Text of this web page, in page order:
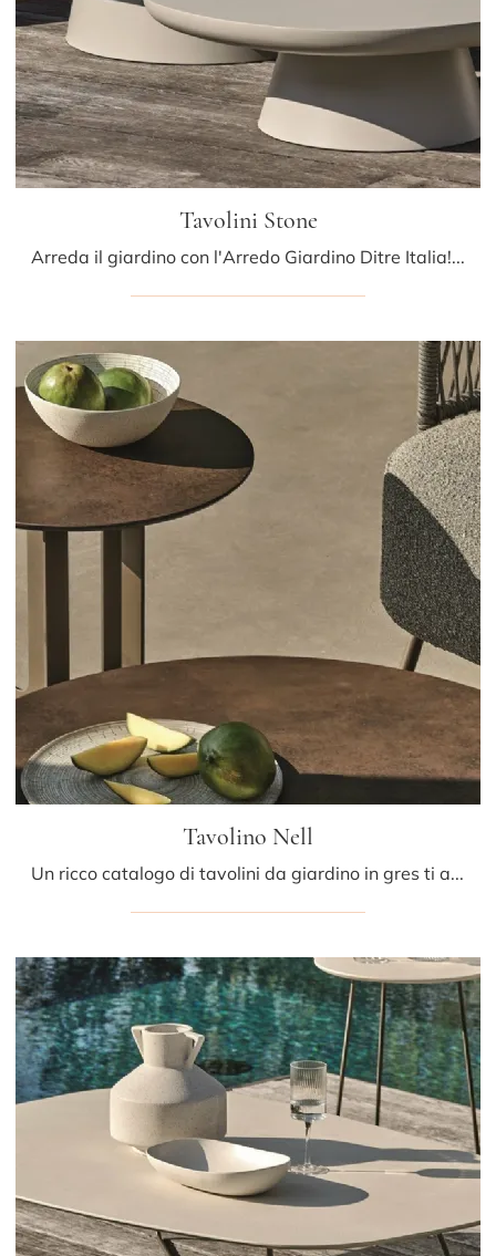
Tavolini Stone
Arreda il giardino con l'Arredo Giardino Ditre Italia! Set e tavolini da giardino in metallo, come il modello Tavolini Stone, ti attendono!
Tavolino Nell
Un ricco catalogo di tavolini da giardino in gres ti attende nel nostro punto vendita: clicca e scopri il modello Tavolino Nell di Ditre Italia.